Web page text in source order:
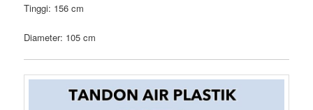
Tinggi: 156 cm
Diameter: 105 cm